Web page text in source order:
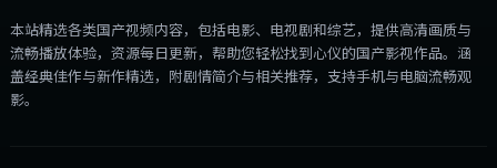
本站精选各类国产视频内容，包括电影、电视剧和综艺，提供高清画质与
流畅播放体验，资源每日更新，帮助您轻松找到心仪的国产影视作品。涵
盖经典佳作与新作精选，附剧情简介与相关推荐，支持手机与电脑流畅观
影。